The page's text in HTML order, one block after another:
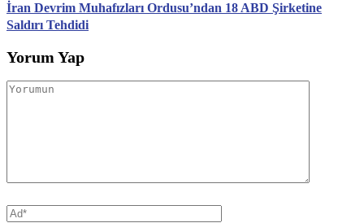
İran Devrim Muhafızları Ordusu’ndan 18 ABD Şirketine
Saldırı Tehdidi
Yorum Yap